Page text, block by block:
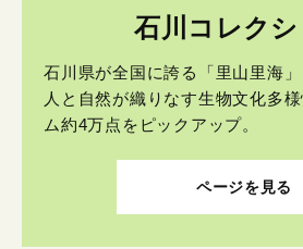
石川コレクシ
石川県が全国に誇る「里山里海」
人と自然が織りなす生物文化多
ム約4万点をピックアップ。
ページを見る